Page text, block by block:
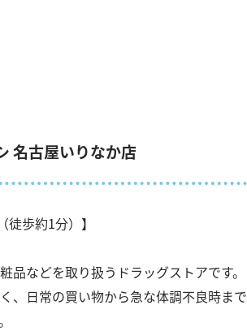
名古屋いりなか店
徒歩約1分）】
品などを取り扱うドラッグストアです。
、日常の買い物から急な体調不良時まで